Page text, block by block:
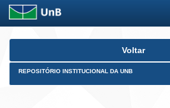
Skip
Voltar
REPOSITÓRIO INSTITUCIONAL DA UNB